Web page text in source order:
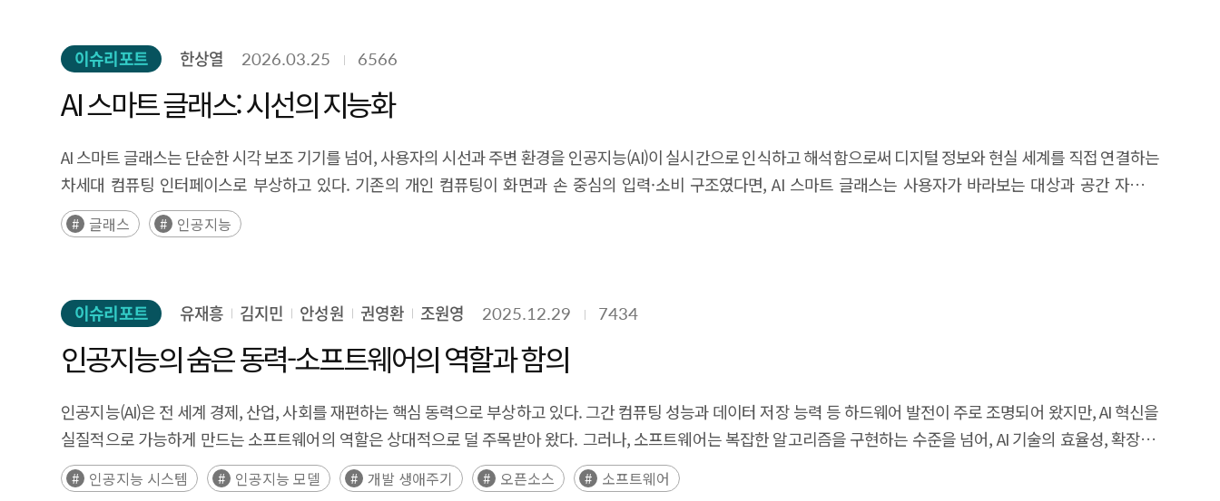
models are evolving across various paradigms, including explicit, implicit, simulator-based, and hybrid approaches, while also being specialized by application
South Korea have intensified competition in world model development through diverse approaches, including real-time 3D virtual environment generation, self-
important solution to addressing two major bottlenecks in Physical AI development: data scarcity and pre-deployment validation challenges. By supplementing
difficult-to-obtain real-world behavioral data with synthetic data and virtual simulations, world models can significantly reduce the cost of training robots and
autonomous systems while replacing risky real-world testing processes. This enables the development of safer and more efficient AI systems. From a policy
perspective, South Korea needs to leverage its rich manufacturing-based industrial data to establish manufacturing-specialized physical datasets and high-
global competitiveness in world models by establishing a national R&D framework that integrates VLA, simulation, and manufacturing data. In conclusion, world
models are expected to become a core infrastructure for the future AI industry and a key enabling technology driving the advancement of Physical AI,
autonomous driving, and virtual convergence. As such, proactive responses at the levels of technological innovation, industrial ecosystem development, and
national policy are essential.
보편적 접근성을 강화하는 핵심 인프라로 기능할 수 있다. 가상융합은 코로나19 기간 동안 높은 기대를 받았으나, 실제 활용이 게임이나 이벤트 중심 서비스에 머무르고
사용자에게 명확한 가치 제안을 제공하지 못하면서 기대에 비해 확산 속도가 제한적이었다. 또한 고가의 장비, 제한된 콘텐츠, 지속 가능한 비즈니스 모델 부족 등이 산업
발전의 제약 요인으로 작용하였다. 그러나 최근에는 생성형 AI의 발전과 XR 디바이스의 기술적 개선을 바탕으로 가상융합 서비스의 개인화와 몰입도가 높아지고 있으며, 교육·
제조·국방·의료 등 다양한 산업 분야에서 가상 시뮬레이션, 원격 협업, 직무훈련 등 실질적인 활용 사례가 가시화되면서 산업의 재도약 가능성이 높아지고 있다. 본 보고서는
국가인공지능전략위원회의 「대한민국 인공지능 행동계획」에서 제시된 AI 기본사회 주요 과제를 중심으로, 가상융합이 실제 정책 실행 과정에서 어떻게 활용될 수 있는지를
구체적으로 제시한다. 우선 사회적 합의 형성 측면에서는 가상공간에서 AI 정책의 영향을 시뮬레이션하고 아바타 기반 토론을 통해 다양한 이해관계자가 참여하는 공론장을
구축함으로써 정책 수용성을 높일 수 있다. 또한 디지털 트윈 기반 리빙랩을 통해 사회 문제 해결을 위한 AI 기술을 가상환경에서 실험하고 검증할 수 있으며, 가상 오피스와
딥페이크나 금융 사기 등 AI 기반 범죄 대응을 위해 가상환경에서 실제 범죄 상황을 체험하고 대응하는 교육을 제공하거나, 아바타 기반 상담을 통해 피해자의 심리적 회복을
구축함으로써 지역과 계층 간 AI 교육 격차를 완화할 수 있다. 종합적으로 볼 때 가상융합은 AI 공론장 구축, 사회문제 해결 실험, 일자리 전환 대응, 돌봄·의료 서비스 확대, 생활
프로젝트가 일회성 행사나 전시성 구축에 그쳤던 사례를 반복하지 않기 위해서는 단순한 가상 공간 구축에 머무르지 않고, 실제 정책 효과와 서비스 활용 가치를 창출할 수 있는
지속 가능한 운영 모델과 성과 중심의 정책 설계가 함께 마련될 필요가 있다. Executive Summary As AI technologies rapidly spread across industry and society, AI is
entering a stage where it functions as a universal social infrastructure comparable to electricity, water, and the internet. In response, the Republic of Korea has
이슈리포트 한상열 2026.03.25 6566
AI 스마트 글래스: 시선의 지능화
AI 스마트 글래스는 단순한 시각 보조 기기를 넘어, 사용자의 시선과 주변 환경을 인공지능(AI)이 실시간으로 인식하고 해석함으로써 디지털 정보와 현실 세계를 직접 연결하는
차세대 컴퓨팅 인터페이스로 부상하고 있다. 기존의 개인 컴퓨팅이 화면과 손 중심의 입력·소비 구조였다면, AI 스마트 글래스는 사용자가 바라보는 대상과 공간 자체가
데이터가 되는 ‘시선 중심 컴퓨팅’으로의 전환을 의미하며, 생성형 AI와 멀티모달 AI의 발전에 힘입어 새로운 개인 컴퓨팅 패러다임을 형성하고 있다. AI 스마트 글래스 시장은
향후 높은 성장 잠재력을 보유하고 있다. 글로벌 시장에서는 메타, 삼성전자, 구글 등 주요 빅테크 기업들이 AI 스마트 글래스를 차세대 플랫폼으로 인식하고 생태계 구축 경쟁을
인터페이스로 발전하며, 장기적으로는 인간의 시선을 AI가 해석하고 확장하는 ‘시선의 지능화’ 단계로 진화할 것으로 전망된다. 이러한 변화는 정보 탐색 방식, 의사결정 과정,
산업 현장의 작업 방식, 광고·교육·의료 등 다양한 영역에서 구조적 변화를 유발할 가능성이 있다. 특히 AI 스마트 글래스는 1인칭 시점 데이터의 주요 생성 장치로서 AI의 맥락
지능 구현을 가능하게 하는 핵심 기반으로 작용할 것으로 예상된다. 한편 AI 스마트 글래스는 배터리 지속시간 개선, 기기 경량화, 시야각 확대 등 기술적 과제와 함께, 개인정보
보호 우려, 디지털 격차 심화 가능성, 사회적 수용성 확보 등 사회·제도적 이슈에 대한 대응이 동시에 필요하다. 현재는 AI 스마트 글래스 도입 초기 단계로, 기술에 대한 사회적
기대와 프라이버시·안전 등에 대한 우려가 동시에 존재하는 과도기적 국면에 있으며, 기술 확산과 사회적 수용성 확보 간의 균형을 마련하기 위한 정책적 역할이 중요한
시점이다. 이에 본 연구는 산업 생태계 경쟁력 강화 지원, ‘시선 중심 컴퓨팅’ 시대 대비를 위한 선제적 제도 설계, 새로운 디지털 격차 대응을 위한 포용 정책의 필요성을
제시한다. 이를 통해 AI 스마트 글래스가 새로운 개인 컴퓨팅 인터페이스로 안정적으로 정착하고 산업적·사회적 가치 창출로 이어질 수 있는 정책 방향을 도출하고자 한다.
글래스 인공지능
이슈리포트 유재흥 김지민 안성원 권영환 조원영 2025.12.29 7434
인공지능의 숨은 동력-소프트웨어의 역할과 함의
인공지능(AI)은 전 세계 경제, 산업, 사회를 재편하는 핵심 동력으로 부상하고 있다. 그간 컴퓨팅 성능과 데이터 저장 능력 등 하드웨어 발전이 주로 조명되어 왔지만, AI 혁신을
실질적으로 가능하게 만드는 소프트웨어의 역할은 상대적으로 덜 주목받아 왔다. 그러나, 소프트웨어는 복잡한 알고리즘을 구현하는 수준을 넘어, AI 기술의 효율성, 확장성,
접근성 등을 좌우하는 기반이다. 고급 소프트웨어 프레임워크와 프로그래밍 언어는 개발자와 연구자가 정교한 AI 모델을 신속하게 개발하고 개선 및 배포하도록 지원한다.
현대의 인공지능은 방대한 데이터의 수집, 처리, 그리고 고성능 컴퓨팅 자원을 활용한 연산에 기반하고 있다. AI 모델은 다양한 응용 애플리케이션의 엔진으로 여러 AI 서비스와
인공지능 시스템 인공지능 모델 개발 생애주기 오픈소스 소프트웨어